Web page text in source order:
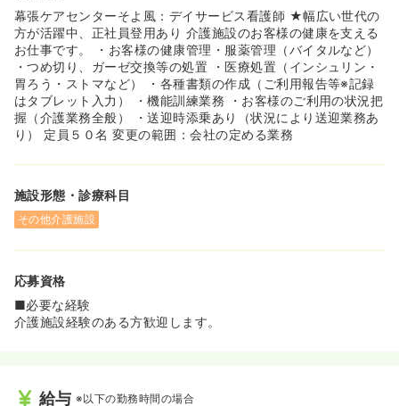
幕張ケアセンターそよ風：デイサービス看護師 ★幅広い世代の
方が活躍中、正社員登用あり 介護施設のお客様の健康を支える
お仕事です。 ・お客様の健康管理・服薬管理（バイタルなど）
・つめ切り、ガーゼ交換等の処置 ・医療処置（インシュリン・
胃ろう・ストマなど） ・各種書類の作成（ご利用報告等※記録
はタブレット入力） ・機能訓練業務 ・お客様のご利用の状況把
握（介護業務全般） ・送迎時添乗あり（状況により送迎業務あ
り） 定員５０名 変更の範囲：会社の定める業務
施設形態・診療科目
その他介護施設
応募資格
■必要な経験
介護施設経験のある方歓迎します。
給与 ※以下の勤務時間の場合